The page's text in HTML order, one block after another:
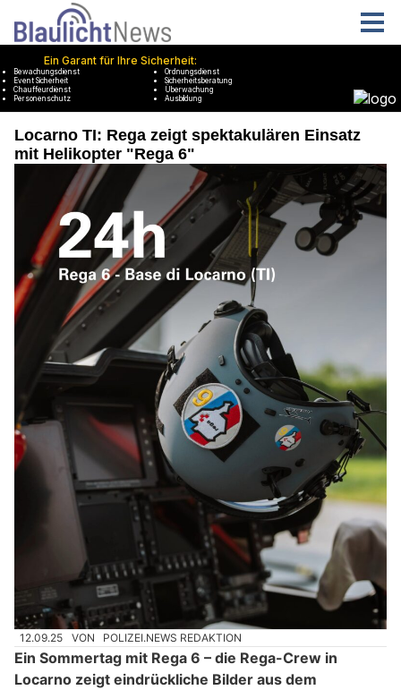
Locarno TI: Rega zeigt spektakulären Einsatz
mit Helikopter "Rega 6"
12.09.25 VON POLIZEI.NEWS REDAKTION
Ein Sommertag mit Rega 6 – die Rega-Crew in
Locarno zeigt eindrückliche Bilder aus dem